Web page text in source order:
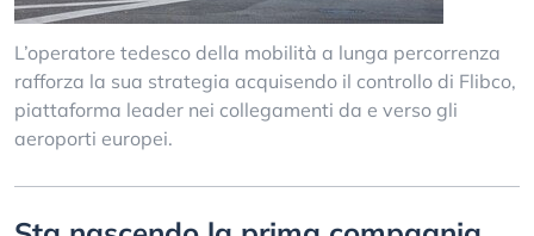
L’operatore tedesco della mobilità a lunga percorrenza
rafforza la sua strategia acquisendo il controllo di Flibco,
piattaforma leader nei collegamenti da e verso gli
aeroporti europei.